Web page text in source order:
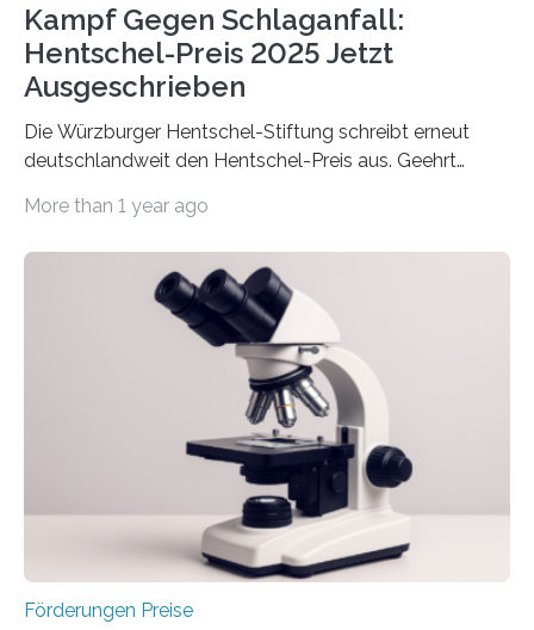
Kampf Gegen Schlaganfall:
Hentschel-Preis 2025 Jetzt
Ausgeschrieben
Die Würzburger Hentschel-Stiftung schreibt erneut
deutschlandweit den Hentschel-Preis aus. Geehrt
hochrangige wissenschaftliche Publikation zum Thema
Schlaganfall“ mit Sitz in Würzburg fördert die
Schlaganfallforschung, um die Behandlung der
Betroffenen zu verbessern. Dazu schreibt sie auch in
diesem Jahr wieder deutschlandweit den Hentschel-
Preis aus. Er richtet sich gezielt an jüngere
Forscherinnen und Forscher unter 40 Jahren. Geehrt
werden soll eine herausragende Doktorarbeit oder eine
hochrangige wissenschaftliche Publikation zum Thema
More than 1 year ago
Förderungen Preise